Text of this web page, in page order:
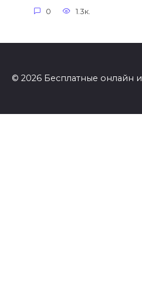
0 1.3к.
© 2026 Бесплатные онлайн